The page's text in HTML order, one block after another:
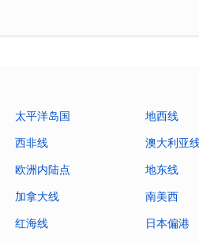
太平洋岛国 地西线
西非线 澳大利亚
欧洲内陆点 地东线
加拿大线 南美西
红海线 日本偏港